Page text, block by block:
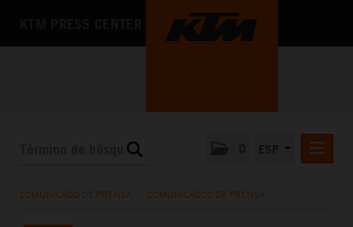
COMUNICADO DE PRENSA COMUNICADOS DE PRENSA